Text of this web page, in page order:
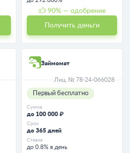
90% — одобрение
Получить деньги
Займомат
Лиц. № 78-24-066028
Первый бесплатно
Сумма
до 100 000 ₽
Срок
до 365 дней
Ставка
до 0.8% в день